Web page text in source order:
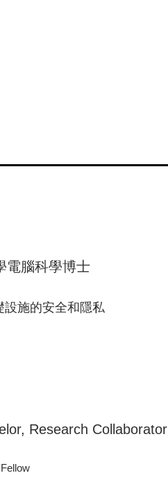
電腦科學博士
設施的安全和隱私
Research Collaborator